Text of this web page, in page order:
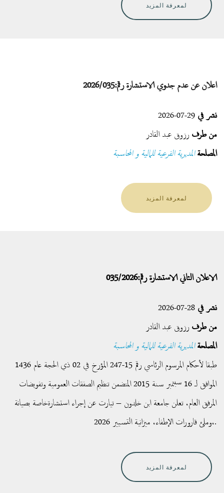
لمعرفة المزيد
اعلان عن عدم جدوي الاستشارة رقم:2026/035
نشر في
من طرف رزوق عبد القادر
المصلحةالمديرية الفرعية للمالية و المحاسبة
لمعرفة المزيد
الاعلان الثاني الاستشارة رقم:035/2026
نشر في
من طرف رزوق عبد القادر
المصلحةالمديرية الفرعية للمالية و المحاسبة
طبقا لأحكام المرسوم الرئاسي رقم 15-247 المؤرخ في 02 ذي الحجة عام 1436
الموافق لـ 16 سبتمبر سنة 2015 المتضمن تنظيم الصفقات العمومية وتفويضات
المرفق العام، تعلن جامعة ابن خلدون – تيارت عن إجراء استشارةخاصة بصيانة
وملئ قارورات الإطفاء، ميزانية التسيير 2026،.
لمعرفة المزيد